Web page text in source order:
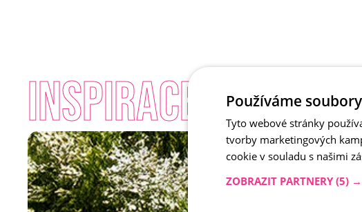
INSPIRACE -Používáme
Tyto webové stránky
tvorby marketingových
cookie v souladu s našimi
ZOBRAZIT PARTNERY (5) →